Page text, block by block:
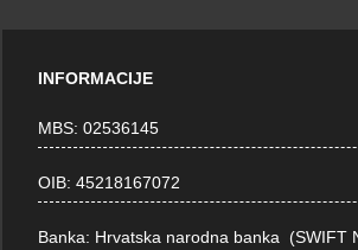
INFORMACIJE
MBS: 02536145
OIB: 45218167072
Banka: Hrvatska narodna banka (SWIFT